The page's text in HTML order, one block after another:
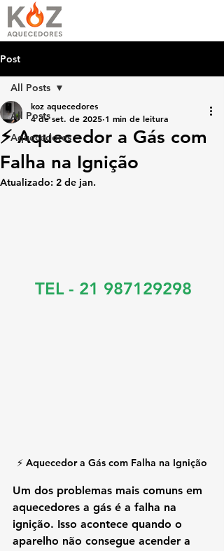
Post
All Posts
Aquecedores
All Posts
⚡ Aquecedor a Gás com
Falha na Ignição
koz aquecedores
4 de set. de 2025 1 min de leitura
Atualizado: 2 de jan.
TEL - 21 987129298
⚡ Aquecedor a Gás com Falha na Ignição
Um dos problemas mais comuns em
aquecedores a gás é a falha na
ignição. Isso acontece quando o
aparelho não consegue acender a